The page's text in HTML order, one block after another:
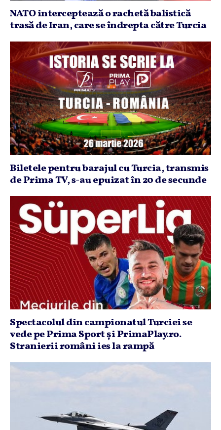
NATO interceptează o rachetă balistică
trasă de Iran, care se îndrepta către Turcia
Biletele pentru barajul cu Turcia, transmis
de Prima TV, s-au epuizat în 20 de secunde
Spectacolul din campionatul Turciei se
vede pe Prima Sport şi PrimaPlay.ro.
Stranierii români ies la rampă